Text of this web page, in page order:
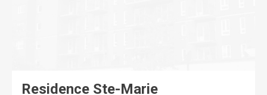
Residence Ste-Marie